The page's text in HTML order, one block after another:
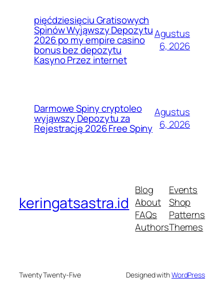
pięćdziesięciu Gratisowych
Spinów Wyjąwszy Depozytu
2026 po my empire casino
bonus bez depozytu
Kasyno Przez internet
Agustus
6, 2026
Darmowe Spiny cryptoleo
wyjąwszy Depozytu za
Rejestrację 2026 Free Spiny
Agustus
6, 2026
keringatsastra.id
Blog
About
FAQs
Authors
Events
Shop
Patterns
Themes
Twenty Twenty-Five Designed withWordPress